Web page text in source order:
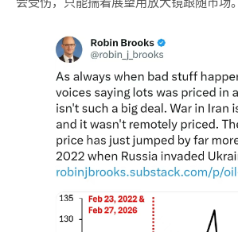
会受伤，只能揣着展望用放大镜跟随市场。